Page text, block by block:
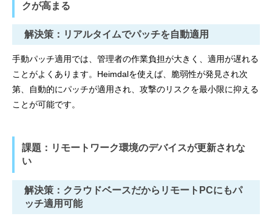
クが高まる
解決策：リアルタイムでパッチを自動適用
手動パッチ適用では、管理者の作業負担が大きく、適用が遅れる
ことがよくあります。Heimdalを使えば、脆弱性が発見され次
第、自動的にパッチが適用され、攻撃のリスクを最小限に抑える
ことが可能です。
課題：リモートワーク環境のデバイスが更新されな
い
解決策：クラウドベースだからリモートPCにもパ
ッチ適用可能